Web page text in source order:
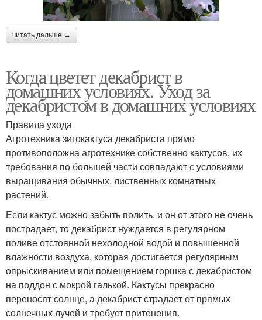
читать дальше →
Когда цветет декабрист в
домашних условиях. Уход за
декабристом в домашних условиях
Правила ухода
Агротехника зигокактуса декабриста прямо
противоположна агротехнике собственно кактусов, их
требования по большей части совпадают с условиями
выращивания обычных, лиственных комнатных
растений.
Если кактус можно забыть полить, и он от этого не очень
пострадает, то декабрист нуждается в регулярном
поливе отстоянной нехолодной водой и повышенной
влажности воздуха, которая достигается регулярным
опрыскиванием или помещением горшка с декабристом
на поддон с мокрой галькой. Кактусы прекрасно
переносят солнце, а декабрист страдает от прямых
солнечных лучей и требует притенения.